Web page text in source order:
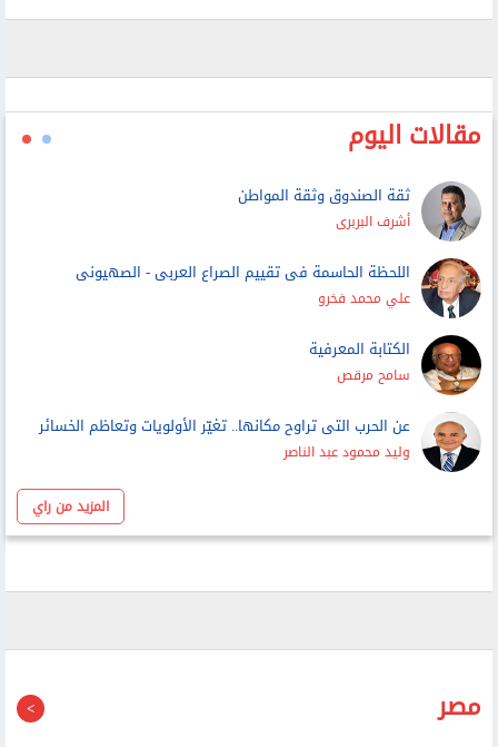
مقالات اليوم
ثقة الصندوق وثقة المواطن
أشرف البربرى
اللحظة الحاسمة فى تقييم الصراع العربى - الصهيونى
علي محمد فخرو
الكتابة المعرفية
سامح مرقص
عن الحرب التى تراوح مكانها.. تغيّر الأولويات وتعاظم الخسائر
وليد محمود عبد الناصر
المزيد من راي
مصر